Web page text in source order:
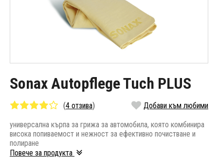
Sonax Autopflege Tuch PLUS
(4 отзива) Добави към любими
универсална кърпа за грижа за автомобила, която комбинира
висока попиваемост и нежност за ефективно почистване и
полиране
Повече за продукта